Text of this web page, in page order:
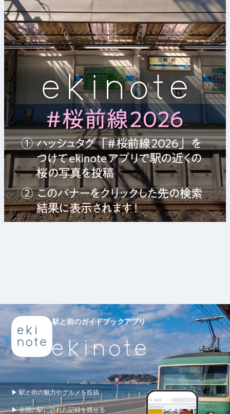
駅と街のガイドブックアプリ
▶ 駅と街の魅力やグルメを投稿
▶ 全国の駅に訪れた記録を残せる